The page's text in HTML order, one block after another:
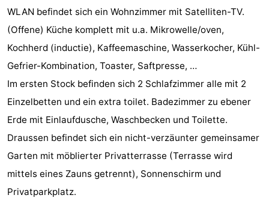
Bos
Duin
Zimmer
Frühstück)
Strand
&
-
Galerien
-
WLAN befindet sich ein Wohnzimmer mit Satelliten-TV.
(Offene) Küche komplett mit u.a. Mikrowelle/oven,
Kochherd (inductie), Kaffeemaschine, Wasserkocher, Kühl-
Gefrier-Kombination, Toaster, Saftpresse, …
Im ersten Stock befinden sich 2 Schlafzimmer alle mit 2
Einzelbetten und ein extra toilet. Badezimmer zu ebener
Erde mit Einlaufdusche, Waschbecken und Toilette.
Draussen befindet sich ein nicht-verzäunter gemeinsamer
Garten mit möblierter Privatterrasse (Terrasse wird
mittels eines Zauns getrennt), Sonnenschirm und
Privatparkplatz.